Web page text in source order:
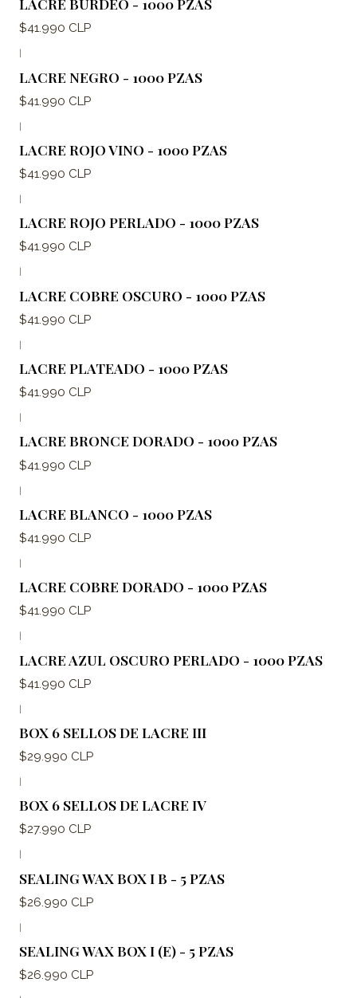
LACRE BURDEO - 1000 PZAS
$41.990 CLP
LACRE NEGRO - 1000 PZAS
$41.990 CLP
|
LACRE ROJO VINO - 1000 PZAS
$41.990 CLP
LACRE ROJO PERLADO - 1000 PZAS
$41.990 CLP
LACRE COBRE OSCURO - 1000 PZAS
$41.990 CLP
|
LACRE PLATEADO - 1000 PZAS
$41.990 CLP
LACRE BRONCE DORADO - 1000 PZAS
$41.990 CLP
|
LACRE BLANCO - 1000 PZAS
$41.990 CLP
LACRE COBRE DORADO - 1000 PZAS
$41.990 CLP
LACRE AZUL OSCURO PERLADO - 1000 PZAS
$41.990 CLP
|
BOX 6 SELLOS DE LACRE III
$29.990 CLP
BOX 6 SELLOS DE LACRE IV
$27.990 CLP
SEALING WAX BOX I B - 5 PZAS
$26.990 CLP
|
SEALING WAX BOX I (E) - 5 PZAS
$26.990 CLP